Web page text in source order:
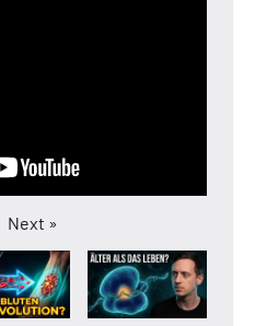
Next »